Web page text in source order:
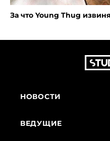
За что Young Thug
НОВОСТИ
ВЕДУЩИЕ